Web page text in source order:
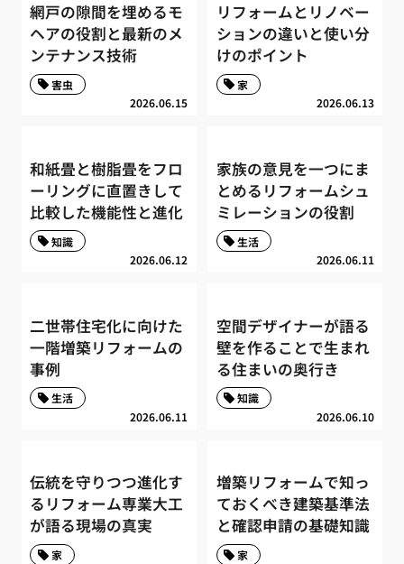
網戸の隙間を埋めるモ
ヘアの役割と最新のメ
ンテナンス技術
2026.06.15
害虫
リフォームとリノベー
ションの違いと使い分
けのポイント
2026.06.13
家
和紙畳と樹脂畳をフロ
ーリングに直置きして
比較した機能性と進化
2026.06.12
知識
家族の意見を一つにま
とめるリフォームシュ
ミレーションの役割
2026.06.11
生活
二世帯住宅化に向けた
一階増築リフォームの
事例
2026.06.11
生活
空間デザイナーが語る
壁を作ることで生まれ
る住まいの奥行き
2026.06.10
知識
伝統を守りつつ進化す
るリフォーム専業大工
が語る現場の真実
家
増築リフォームで知っ
ておくべき建築基準法
と確認申請の基礎知識
家